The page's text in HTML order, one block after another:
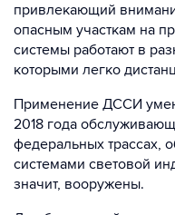
привлекающий
опасным участкам на
системы работают в
которыми легко
Применение ДССИ
2018 года
федеральных трассах,
системами световой
значит, вооружены.